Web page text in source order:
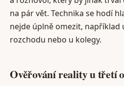
na pár vět. Technika se hodí
nejde úplně omezit, například
rozchodu nebo u kolegy.
Ověřování reality u třetí